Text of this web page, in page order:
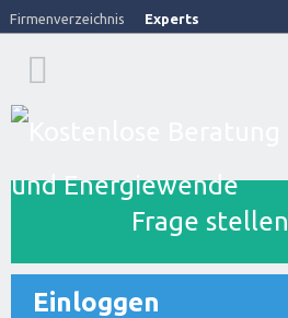
Firmenverzeichnis Experts
Frage stellen
Einloggen